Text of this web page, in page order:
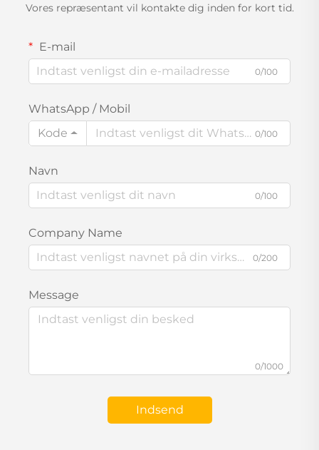
Vores repræsentant vil kontakte dig inden for kort tid.
E-mail
0/100
WhatsApp / Mobil
Kode
0/100
Navn
0/100
Company Name
0/200
Message
0/1000
Indsend